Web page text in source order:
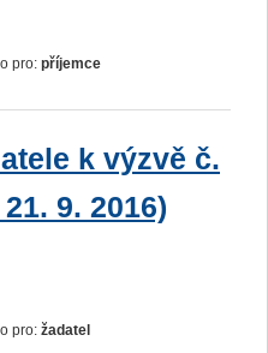
pro: příjemce
k výzvě č.
9. 2016)
pro: žadatel